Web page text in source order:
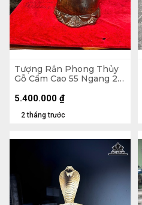
Tượng Rắn Phong Thủy
Gỗ Cẩm Cao 55 Ngang 26
2 tháng trước
5.400.000 ₫